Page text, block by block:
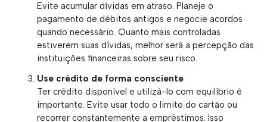
Evite acumular dívidas em atraso. Planeje o
pagamento de débitos antigos e negocie acordos
quando necessário. Quanto mais controladas
estiverem suas dívidas, melhor será a percepção das
instituições financeiras sobre seu risco.
Use crédito de forma consciente
Ter crédito disponível e utilizá-lo com equilíbrio é
importante. Evite usar todo o limite do cartão ou
recorrer constantemente a empréstimos. Isso